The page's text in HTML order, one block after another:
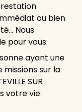
ou bien
Nous
pour vous.
ayant une
missions sur la
SUR
votre vie